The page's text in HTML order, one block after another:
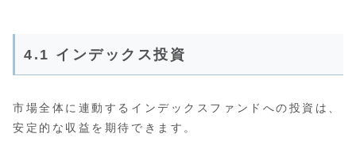
4.1 インデックス投資
市場全体に連動するインデックスファンドへの投資は、
安定的な収益を期待できます。